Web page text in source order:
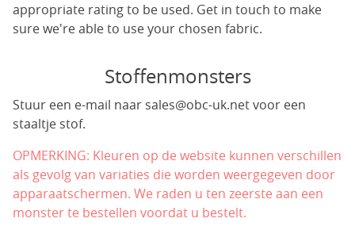
appropriate rating to be used. Get in touch to make
sure we're able to use your chosen fabric.
Stoffenmonsters
Stuur een e-mail naar sales@obc-uk.netvoor een
staaltje stof.
OPMERKING: Kleuren op de website kunnen verschillen
als gevolg van variaties die worden weergegeven door
apparaatschermen. We raden u ten zeerste aan een
monster te bestellen voordat u bestelt.